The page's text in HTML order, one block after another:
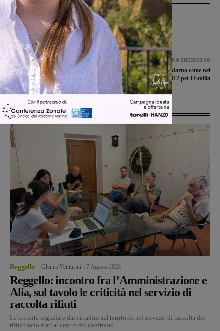
Articolo precedente
Antonio Tiberi vince a Coreglia il
“Trofeo Roni”
Articolo successivo
Task Force del Valdarno come nel
2012 per l’Emilia
Ultime Notizie
Reggello Glenda Venturini 7 Agosto 2026
Reggello: incontro fra l’Amministrazione e
Alia, sul tavolo le criticità nel servizio di
raccolta rifiuti
Le criticità segnalate dai cittadini sul territorio nel servizio di raccolta dei
rifiuti sono stati al centro del confronto...